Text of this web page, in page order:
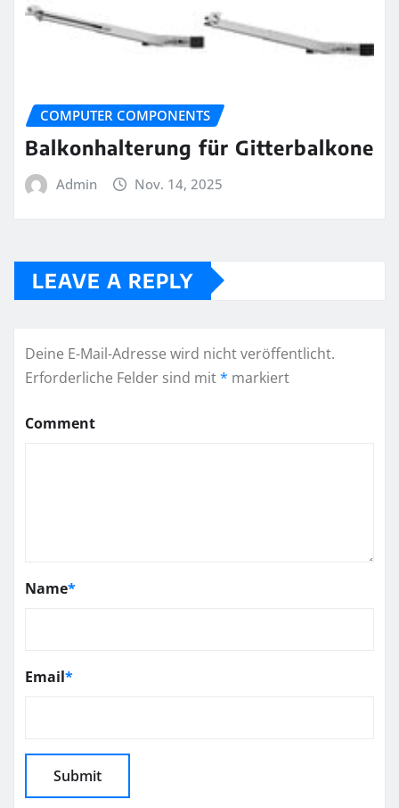
COMPUTER COMPONENTS
Balkonhalterung für Gitterbalkone
Admin Nov. 14, 2025
LEAVE A REPLY
Deine E-Mail-Adresse wird nicht veröffentlicht.
Erforderliche Felder sind mit* markiert
Comment
Name*
Email*